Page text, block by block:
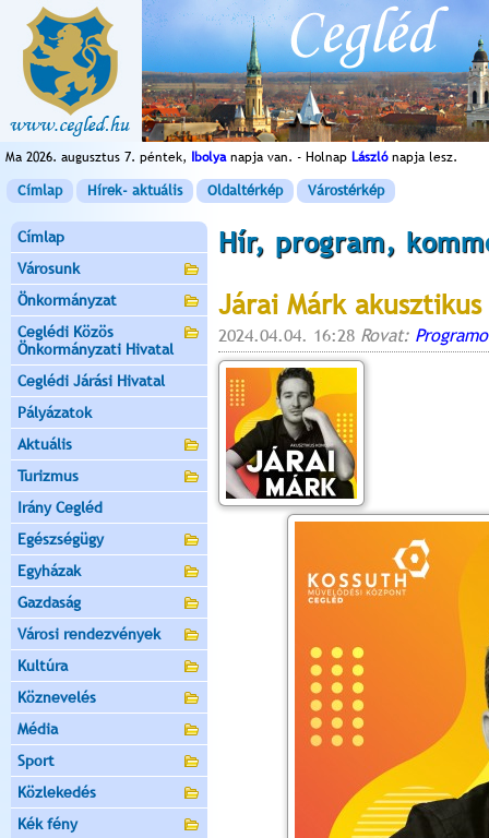
Ma 2026. augusztus 7. péntek, Ibolyanapja van. - Holnap Lászlónapja lesz.
Címlap Hírek- aktuális Oldaltérkép Várostérkép
Címlap
Városunk
Önkormányzat
Ceglédi Közös
Önkormányzati Hivatal
Ceglédi Járási Hivatal
Pályázatok
Aktuális
Turizmus
Irány Cegléd
Egészségügy
Egyházak
Gazdaság
Városi rendezvények
Kultúra
Köznevelés
Média
Sport
Közlekedés
Kék fény
Hír, program,
Járai Márk
2024.04.04. 16:28 Rovat: